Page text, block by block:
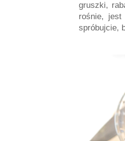
gruszki,
rośnie, jest
spróbujcie,